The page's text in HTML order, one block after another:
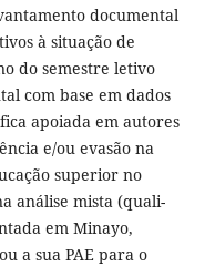
documental
à situação de
do semestre letivo
com base em dados
apoiada em autores
e/ou evasão na
superior no
análise mista (quali-
em Minayo,
a sua PAE para o